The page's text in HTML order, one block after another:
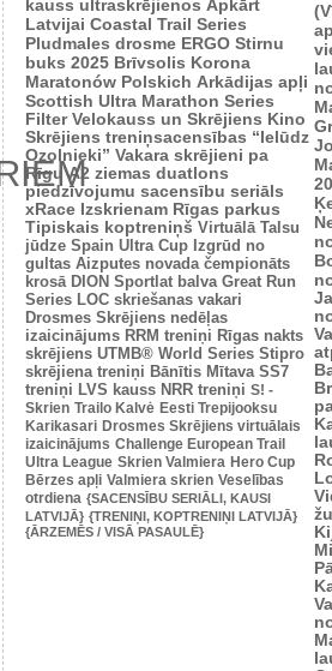
kauss ultraskrējienos Apkārt
Latvijai Coastal Trail Series
Pludmales drosme ERGO Stirnu
buks 2025 Brīvsolis Korona
Maratonów Polskich Arkādijas apļi
Scottish Ultra Marathon Series
Filter Velokauss un Skrējiens Kino
Skrējiens treniņsacensības “Ielūdz
Ozolnieki” Vakara skrējieni pa
Rīgu A2 ziemas duatlons
piedzīvojumu sacensību seriāls
xRace Izskrienam Rīgas parkus
Tipiskais koptreniņš Virtuālā Talsu
jūdze Spain Ultra Cup Izgrūd no
gultas Aizputes novada čempionāts
krosā DION Sportlat balva Great Run
Series LOC skriešanas vakari
Drosmes Skrējiens nedēļas
izaicinājums RRM treniņi Rīgas nakts
skrējiens UTMB® World Series Stipro
skrējiena treniņi Bānītis Mītava SS7
treniņi LVS kauss NRR treniņi S! -
Skrien Trailo Kalvė Eesti Trepijooksu
Karikasari Drosmes Skrējiens virtuālais
izaicinājums Challenge European Trail
Ultra League Skrien Valmiera Hero Cup
Bērzes apļi Valmiera skrien Veselības
otrdiena {SACENSĪBU SERIĀLI, KAUSI
LATVIJĀ} {TRENIŅI, KOPTRENIŅI LATVIJĀ}
{ĀRZEMĒS / VISĀ PASAULĒ}